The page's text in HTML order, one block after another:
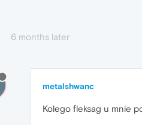
6 months later
metalshwanc
Kolego fleksag u mnie